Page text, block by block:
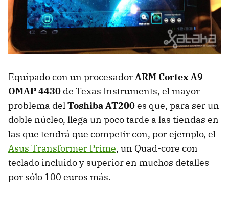
Equipado con un procesadorARM Cortex A9
OMAP4430 de Texas Instruments, el mayor
problema delToshiba AT200es que, para ser un
doble núcleo, llega un poco tarde a las tiendas en
las que tendrá que competir con, por ejemplo, el
Asus Transformer Prime, un Quad-core con
teclado incluido y superior en muchos detalles
por sólo 100 euros más.